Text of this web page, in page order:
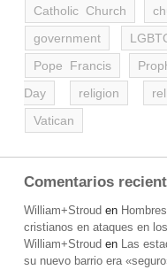
Catholic Church
government
Pope Francis
Day
religion
Vatican
Comentarios
William+Stroud en
cristianos en ataques en
William+Stroud en Las
su nuevo barrio era